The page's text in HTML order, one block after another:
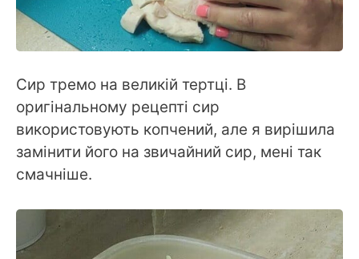
Сир тремо на великій тертці. В
оригінальному рецепті сир
використовують копчений, але я вирішила
замінити його на звичайний сир, мені так
смачніше.